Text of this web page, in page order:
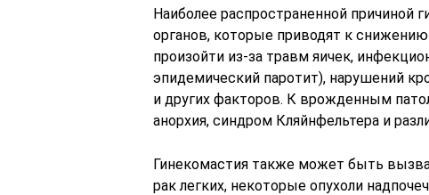
Наиболее распространенной причиной
органов, которые приводят к
произойти из-за травм яичек,
эпидемический паротит), нарушений
и других факторов. К врожденным
анорхия, синдром Кляйнфельтера и
Гинекомастия также может быть
рак легких, некоторые опухоли